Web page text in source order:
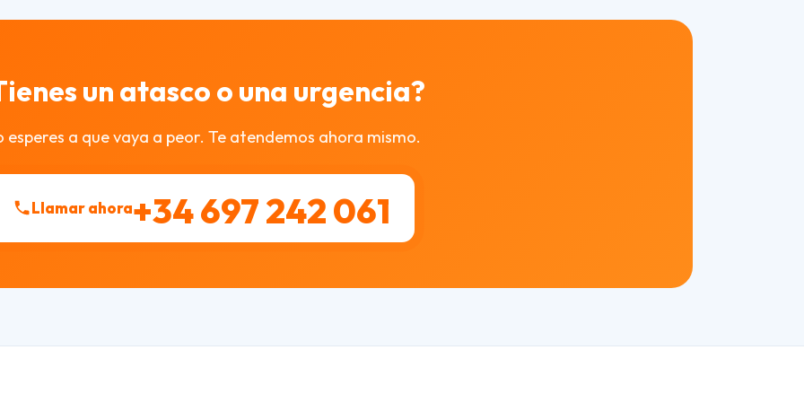
un atasco o una urgencia?
esperes a que vaya a peor. Te atendemos ahora mismo.
Llamar ahora+34 697 242 061